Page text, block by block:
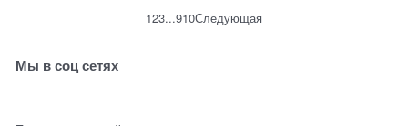
123...910Следующая
Мы в соц сетях